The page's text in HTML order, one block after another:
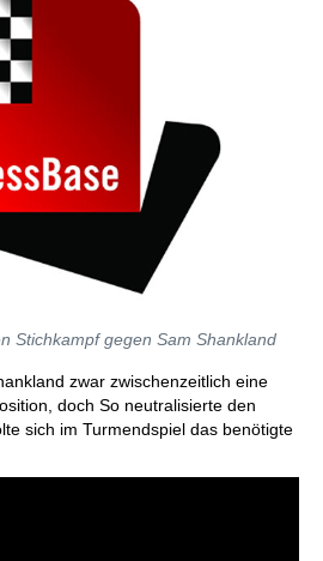
Stichkampf gegen Sam Shankland
zwar zwischenzeitlich eine
doch So neutralisierte den
sich im Turmendspiel das benötigte